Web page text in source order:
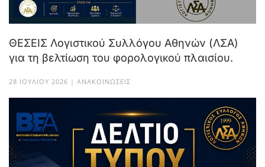
ΘΕΣΕΙΣ Λογιστικού Συλλόγου Αθηνών (ΛΣΑ)
για τη βελτίωση του φορολογικού πλαισίου.
28 ΙΟΥΛΊΟΥ 2026 | ΑΝΑΚΟΙΝΏΣΕΙΣ